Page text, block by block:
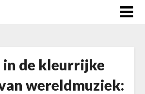
in de kleurrijke
wereldmuziek: